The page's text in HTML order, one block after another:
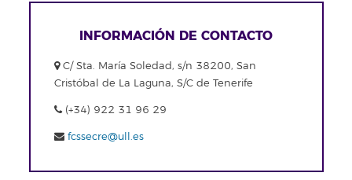
INFORMACIÓN DE CONTACTO
C/ Sta. María Soledad, s/n 38200, San
Cristóbal de La Laguna, S/C de Tenerife
(+34) 922 31 96 29
fcssecre@ull.es